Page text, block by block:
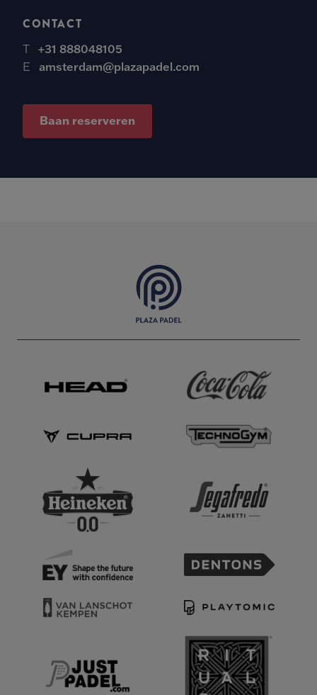
CONTACT
T +31 888048105
E
amsterdam@plazapadel.com
Baan reserveren